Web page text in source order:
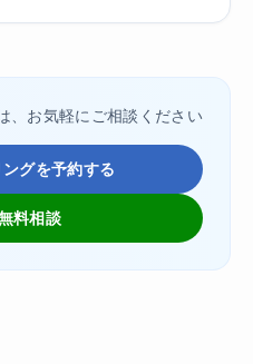
、お気軽にご相談ください
グを予約する
料相談